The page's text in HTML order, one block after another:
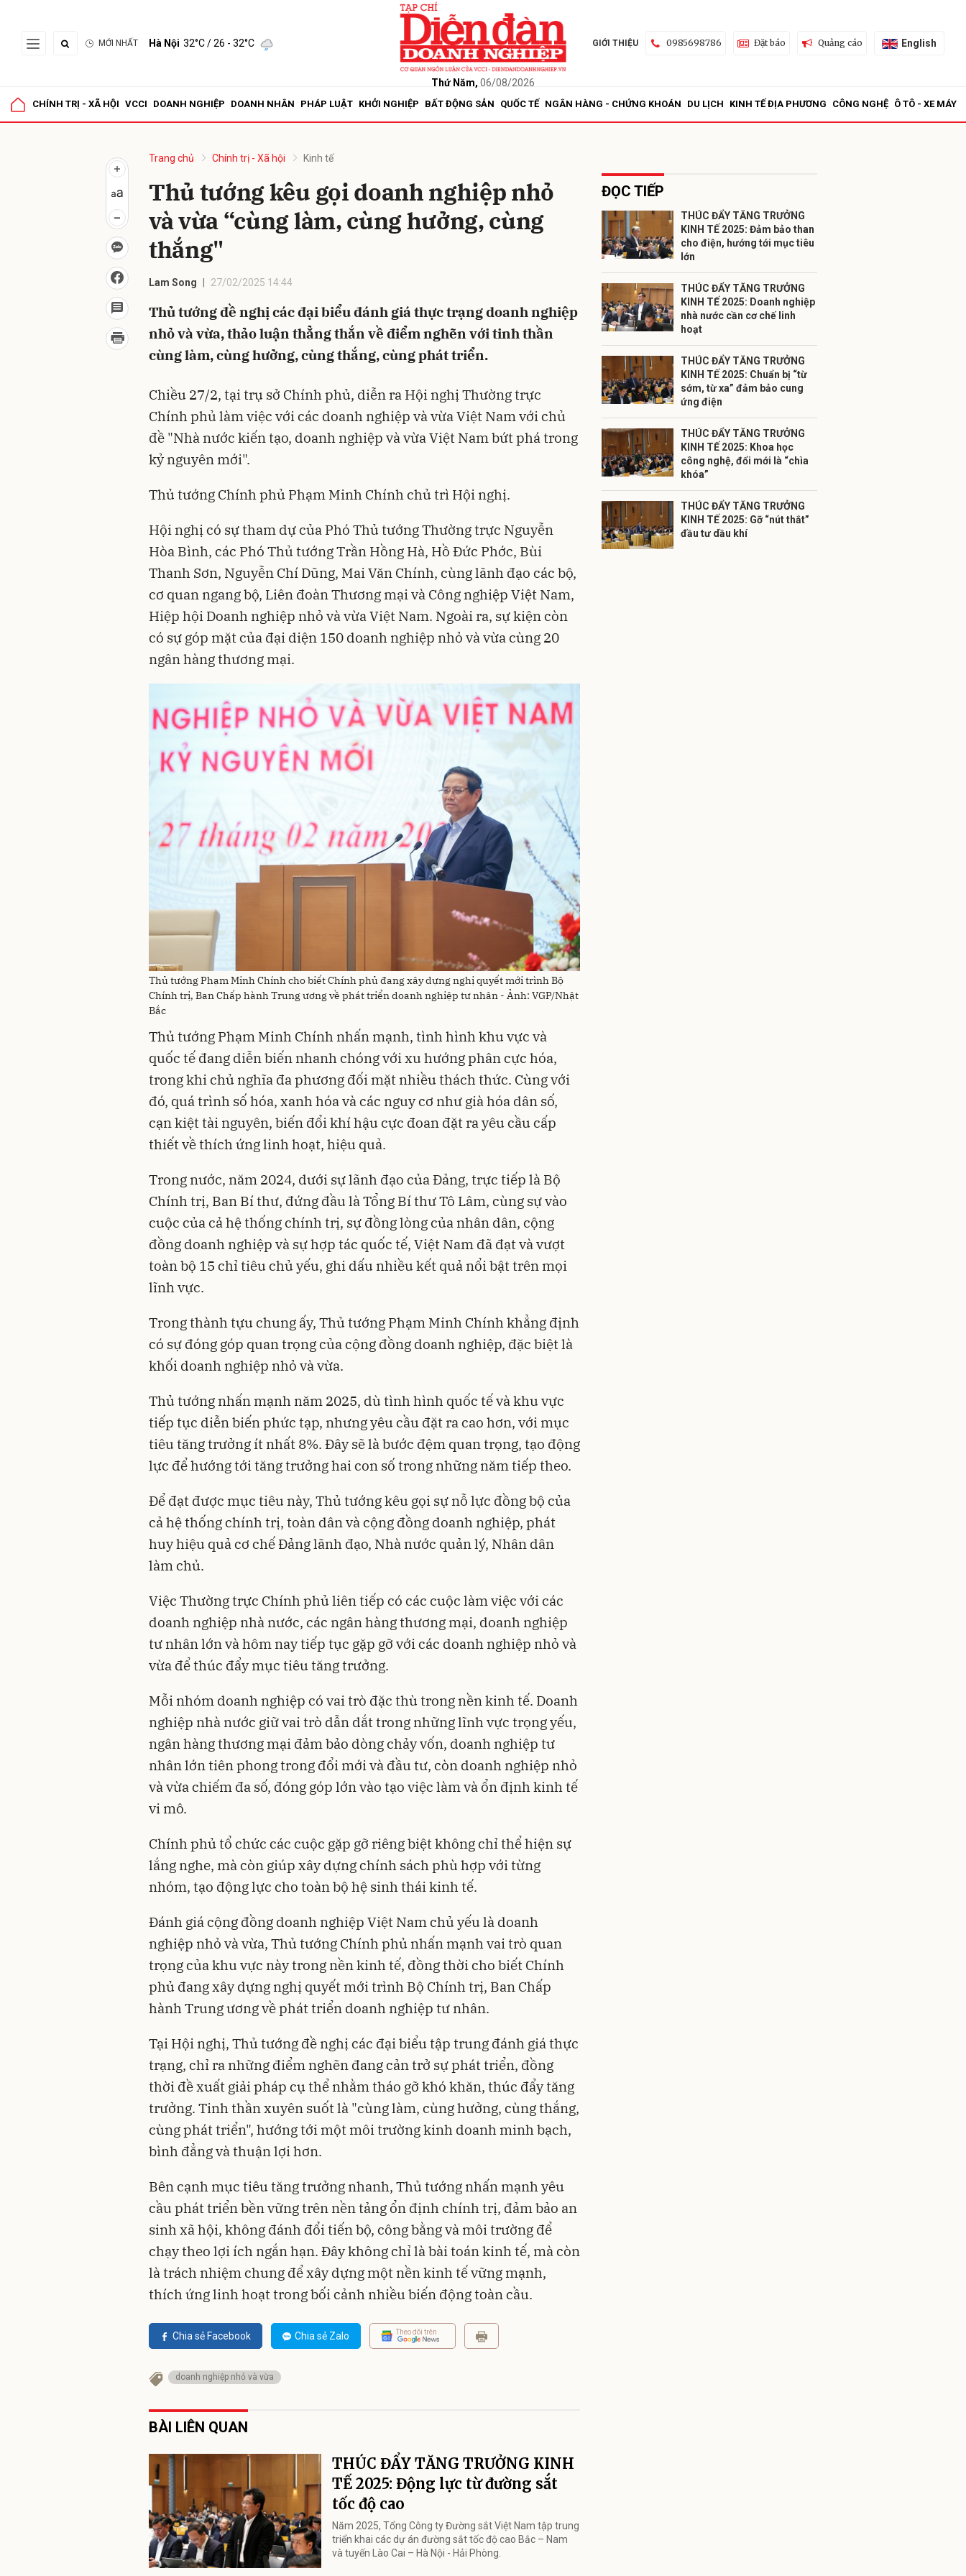
MỚI NHẤT Hà Nội 32°C/ 26 - 32°C
Thứ Năm, 06/08/2026
GIỚI THIỆU 0985698786 Đặt báo Quảng cáo English
CHÍNH TRỊ - XÃ HỘI VCCI DOANH NGHIỆP DOANH NHÂN PHÁP LUẬT KHỞI NGHIỆP BẤT ĐỘNG SẢN QUỐC TẾ NGÂN HÀNG - CHỨNG KHOÁN DU LỊCH KINH TẾ ĐỊA PHƯƠNG CÔNG NGHỆ Ô TÔ - XE MÁY
Trang chủ Chính trị - Xã hội Kinh tế
Thủ tướng kêu gọi doanh nghiệp nhỏ
và vừa “cùng làm, cùng hưởng, cùng
thắng"
Lam Song 27/02/2025 14:44
Thủ tướng đề nghị các đại biểu đánh giá thực trạng doanh nghiệp
nhỏ và vừa, thảo luận thẳng thắn về điểm nghẽn với tinh thần
cùng làm, cùng hưởng, cùng thắng, cùng phát triển.
Chiều 27/2, tại trụ sở Chính phủ, diễn ra Hội nghị Thường trực
Chính phủ làm việc với các doanh nghiệp và vừa Việt Nam với chủ
đề "Nhà nước kiến tạo, doanh nghiệp và vừa Việt Nam bứt phá trong
kỷ nguyên mới".
Thủ tướng Chính phủ Phạm Minh Chính chủ trì Hội nghị.
Hội nghị có sự tham dự của Phó Thủ tướng Thường trực Nguyễn
Hòa Bình, các Phó Thủ tướng Trần Hồng Hà, Hồ Đức Phớc, Bùi
Thanh Sơn, Nguyễn Chí Dũng, Mai Văn Chính, cùng lãnh đạo các bộ,
cơ quan ngang bộ, Liên đoàn Thương mại và Công nghiệp Việt Nam,
Hiệp hội Doanh nghiệp nhỏ và vừa Việt Nam. Ngoài ra, sự kiện còn
có sự góp mặt của đại diện 150 doanh nghiệp nhỏ và vừa cùng 20
ngân hàng thương mại.
Thủ tướng Phạm Minh Chính cho biết Chính phủ đang xây dựng nghị quyết mới trình Bộ
Chính trị, Ban Chấp hành Trung ương về phát triển doanh nghiệp tư nhân - Ảnh: VGP/Nhật
Bắc
Thủ tướng Phạm Minh Chính nhấn mạnh, tình hình khu vực và
quốc tế đang diễn biến nhanh chóng với xu hướng phân cực hóa,
trong khi chủ nghĩa đa phương đối mặt nhiều thách thức. Cùng với
đó, quá trình số hóa, xanh hóa và các nguy cơ như già hóa dân số,
cạn kiệt tài nguyên, biến đổi khí hậu cực đoan đặt ra yêu cầu cấp
thiết về thích ứng linh hoạt, hiệu quả.
Trong nước, năm 2024, dưới sự lãnh đạo của Đảng, trực tiếp là Bộ
Chính trị, Ban Bí thư, đứng đầu là Tổng Bí thư Tô Lâm, cùng sự vào
cuộc của cả hệ thống chính trị, sự đồng lòng của nhân dân, cộng
đồng doanh nghiệp và sự hợp tác quốc tế, Việt Nam đã đạt và vượt
toàn bộ 15 chỉ tiêu chủ yếu, ghi dấu nhiều kết quả nổi bật trên mọi
lĩnh vực.
Trong thành tựu chung ấy, Thủ tướng Phạm Minh Chính khẳng định
có sự đóng góp quan trọng của cộng đồng doanh nghiệp, đặc biệt là
khối doanh nghiệp nhỏ và vừa.
Thủ tướng nhấn mạnh năm 2025, dù tình hình quốc tế và khu vực
tiếp tục diễn biến phức tạp, nhưng yêu cầu đặt ra cao hơn, với mục
tiêu tăng trưởng ít nhất 8%. Đây sẽ là bước đệm quan trọng, tạo động
lực để hướng tới tăng trưởng hai con số trong những năm tiếp theo.
Để đạt được mục tiêu này, Thủ tướng kêu gọi sự nỗ lực đồng bộ của
cả hệ thống chính trị, toàn dân và cộng đồng doanh nghiệp, phát
huy hiệu quả cơ chế Đảng lãnh đạo, Nhà nước quản lý, Nhân dân
làm chủ.
Việc Thường trực Chính phủ liên tiếp có các cuộc làm việc với các
doanh nghiệp nhà nước, các ngân hàng thương mại, doanh nghiệp
tư nhân lớn và hôm nay tiếp tục gặp gỡ với các doanh nghiệp nhỏ và
vừa để thúc đẩy mục tiêu tăng trưởng.
Mỗi nhóm doanh nghiệp có vai trò đặc thù trong nền kinh tế. Doanh
nghiệp nhà nước giữ vai trò dẫn dắt trong những lĩnh vực trọng yếu,
ngân hàng thương mại đảm bảo dòng chảy vốn, doanh nghiệp tư
nhân lớn tiên phong trong đổi mới và đầu tư, còn doanh nghiệp nhỏ
và vừa chiếm đa số, đóng góp lớn vào tạo việc làm và ổn định kinh tế
vi mô.
Chính phủ tổ chức các cuộc gặp gỡ riêng biệt không chỉ thể hiện sự
lắng nghe, mà còn giúp xây dựng chính sách phù hợp với từng
nhóm, tạo động lực cho toàn bộ hệ sinh thái kinh tế.
Đánh giá cộng đồng doanh nghiệp Việt Nam chủ yếu là doanh
nghiệp nhỏ và vừa, Thủ tướng Chính phủ nhấn mạnh vai trò quan
trọng của khu vực này trong nền kinh tế, đồng thời cho biết Chính
phủ đang xây dựng nghị quyết mới trình Bộ Chính trị, Ban Chấp
hành Trung ương về phát triển doanh nghiệp tư nhân.
Tại Hội nghị, Thủ tướng đề nghị các đại biểu tập trung đánh giá thực
trạng, chỉ ra những điểm nghẽn đang cản trở sự phát triển, đồng
thời đề xuất giải pháp cụ thể nhằm tháo gỡ khó khăn, thúc đẩy tăng
trưởng. Tinh thần xuyên suốt là "cùng làm, cùng hưởng, cùng thắng,
cùng phát triển", hướng tới một môi trường kinh doanh minh bạch,
bình đẳng và thuận lợi hơn.
Bên cạnh mục tiêu tăng trưởng nhanh, Thủ tướng nhấn mạnh yêu
cầu phát triển bền vững trên nền tảng ổn định chính trị, đảm bảo an
sinh xã hội, không đánh đổi tiến bộ, công bằng và môi trường để
chạy theo lợi ích ngắn hạn. Đây không chỉ là bài toán kinh tế, mà còn
là trách nhiệm chung để xây dựng một nền kinh tế vững mạnh,
thích ứng linh hoạt trong bối cảnh nhiều biến động toàn cầu.
Chia sẻ Facebook Chia sẻ Zalo Theo dõi trên
doanh nghiệp nhỏ và vừa
BÀI LIÊN QUAN
THÚC ĐẨY TĂNG TRƯỞNG KINH
TẾ 2025: Động lực từ đường sắt
tốc độ cao
Năm 2025, Tổng Công ty Đường sắt Việt Nam tập trung
triển khai các dự án đường sắt tốc độ cao Bắc – Nam
và tuyến Lào Cai – Hà Nội - Hải Phòng.
ĐỌC TIẾP
THÚC ĐẨY TĂNG TRƯỞNG
KINH TẾ 2025: Đảm bảo than
cho điện, hướng tới mục tiêu
lớn
THÚC ĐẨY TĂNG TRƯỞNG
KINH TẾ 2025: Doanh nghiệp
nhà nước cần cơ chế linh
hoạt
THÚC ĐẨY TĂNG TRƯỞNG
KINH TẾ 2025: Chuẩn bị “từ
sớm, từ xa” đảm bảo cung
ứng điện
THÚC ĐẨY TĂNG TRƯỞNG
KINH TẾ 2025: Khoa học
công nghệ, đổi mới là “chìa
khóa”
THÚC ĐẨY TĂNG TRƯỞNG
KINH TẾ 2025: Gỡ “nút thắt”
đầu tư dầu khí
Gửi